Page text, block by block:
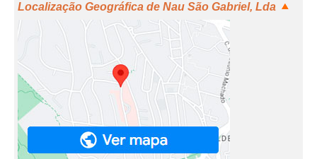
Localização Geográfica de Nau São Gabriel, Lda